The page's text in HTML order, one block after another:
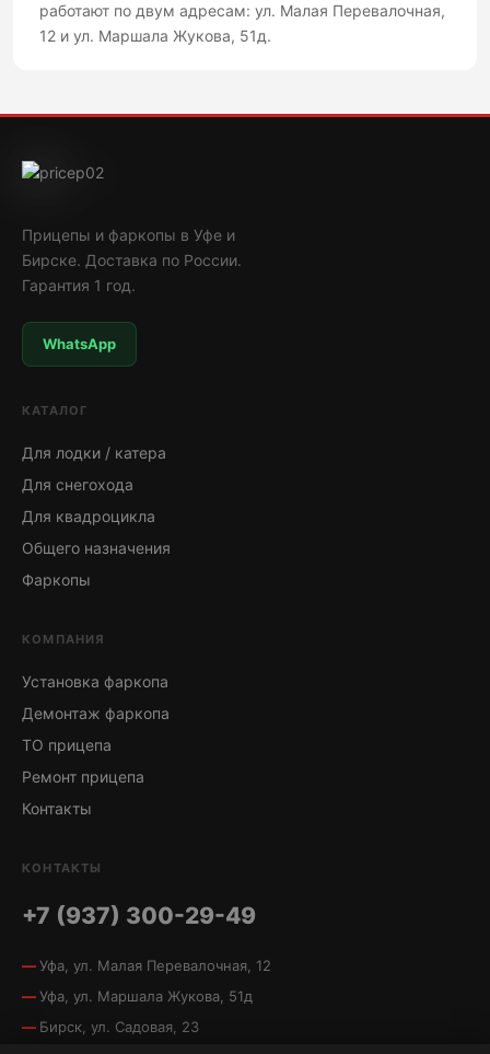
работают по двум адресам: ул. Малая Перевалочная,
12 и ул. Маршала Жукова, 51д.
Прицепы и фаркопы в Уфе и
Бирске. Доставка по России.
Гарантия 1 год.
WhatsApp
КАТАЛОГ
Для лодки / катера
Для снегохода
Для квадроцикла
Общего назначения
Фаркопы
КОМПАНИЯ
Установка фаркопа
Демонтаж фаркопа
ТО прицепа
Ремонт прицепа
Контакты
КОНТАКТЫ
+7 (937) 300-29-49
Уфа, ул. Малая Перевалочная, 12
Уфа, ул. Маршала Жукова, 51д
Бирск, ул. Садовая, 23